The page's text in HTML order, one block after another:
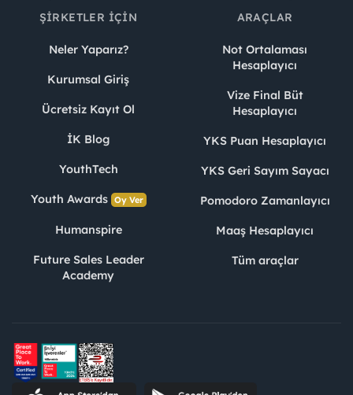
ŞIRKETLER İÇIN
Neler Yaparız?
Kurumsal Giriş
Ücretsiz Kayıt Ol
İK Blog
YouthTech
Youth Awards Oy Ver
Humanspire
Future Sales Leader
Academy
ARAÇLAR
Not Ortalaması
Hesaplayıcı
Vize Final Büt
Hesaplayıcı
YKS Puan Hesaplayıcı
YKS Geri Sayım Sayacı
Pomodoro Zamanlayıcı
Maaş Hesaplayıcı
Tüm araçlar